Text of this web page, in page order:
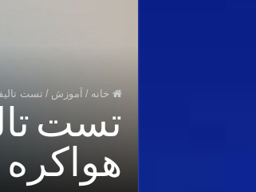
خانه / آموزش / تست
تست
هواکره در